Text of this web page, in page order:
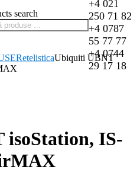
search
+4 021
250 71 82
+4 0787
55 77 77
+4 0744
29 17 18
RetelisticaUbiquiti UBNT
IS-